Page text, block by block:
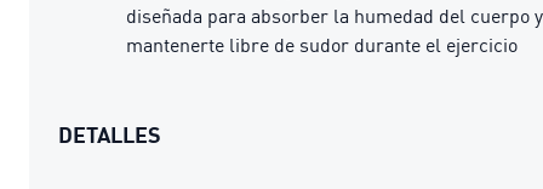
diseñada para absorber la humedad del cuerpo y
mantenerte libre de sudor durante el ejercicio
DETALLES